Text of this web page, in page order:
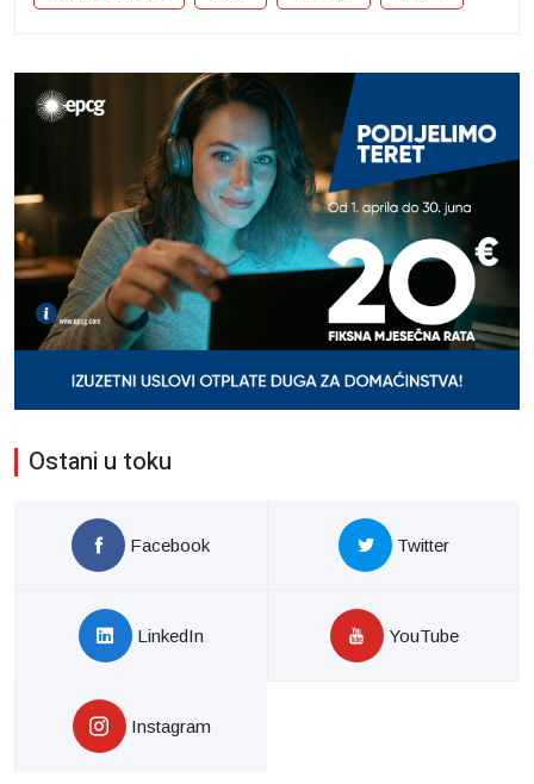
Ostani u toku
Facebook Twitter
LinkedIn YouTube
Instagram